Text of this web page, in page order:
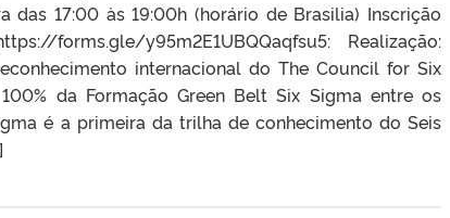
das 17:00 às 19:00h (horário de Brasilia) Inscrição
forms.gle/y95m2E1UBQQaqfsu5: Realização:
internacional do The Council for Six
da Formação Green Belt Six Sigma entre os
é a primeira da trilha de conhecimento do Seis